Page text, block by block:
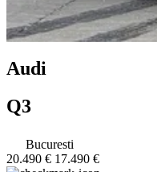
Audi
Q3
Bucuresti
20.490 € 17.490 €